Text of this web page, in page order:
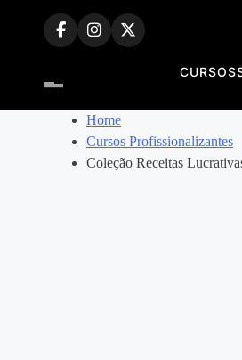
Home
Cursos Profissionalizantes
Coleção Receitas